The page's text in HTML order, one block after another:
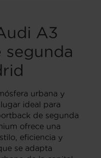
A3
segunda
urbana y
ideal para
de segunda
ofrece una
eficiencia y
se adapta